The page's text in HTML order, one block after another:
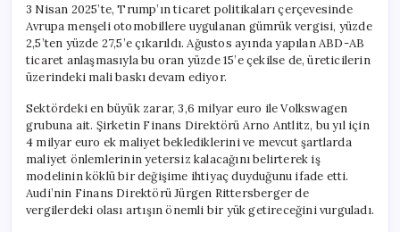
3 Nisan 2025’te, Trump’ın ticaret politikaları çerçevesinde
Avrupa menşeli otomobillere uygulanan gümrük vergisi, yüzde
2,5’ten yüzde 27,5’e çıkarıldı. Ağustos ayında yapılan ABD-AB
ticaret anlaşmasıyla bu oran yüzde 15’e çekilse de, üreticilerin
üzerindeki mali baskı devam ediyor.
Sektördeki en büyük zarar, 3,6 milyar euro ile Volkswagen
grubuna ait. Şirketin Finans Direktörü Arno Antlitz, bu yıl için
4 milyar euro ek maliyet beklediklerini ve mevcut şartlarda
maliyet önlemlerinin yetersiz kalacağını belirterek iş
modelinin köklü bir değişime ihtiyaç duyduğunu ifade etti.
Audi’nin Finans Direktörü Jürgen Rittersberger de
vergilerdeki olası artışın önemli bir yük getireceğini vurguladı.